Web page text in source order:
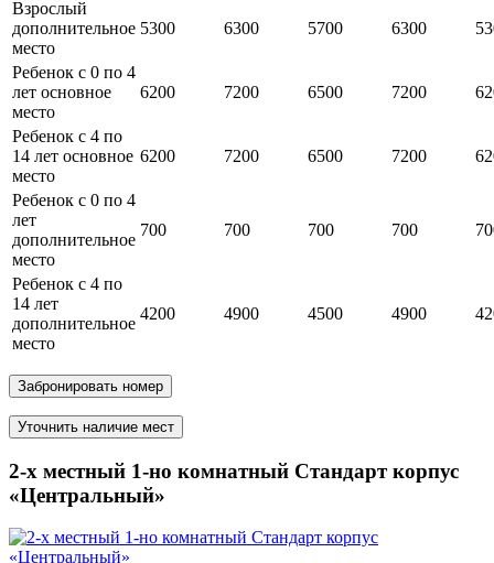
Взрослый
дополнительное
место
5300 6300 5700 6300
Ребенок с 0 по 4
лет основное
место
6200 7200 6500 7200
Ребенок с 4 по
14 лет основное
место
6200 7200 6500 7200
Ребенок с 0 по 4
лет
дополнительное
место
700 700 700 700
Ребенок с 4 по
14 лет
дополнительное
место
4200 4900 4500 4900
Забронировать номер
Уточнить наличие мест
2-х местный 1-но комнатный Стандарт корпус
«Центральный»